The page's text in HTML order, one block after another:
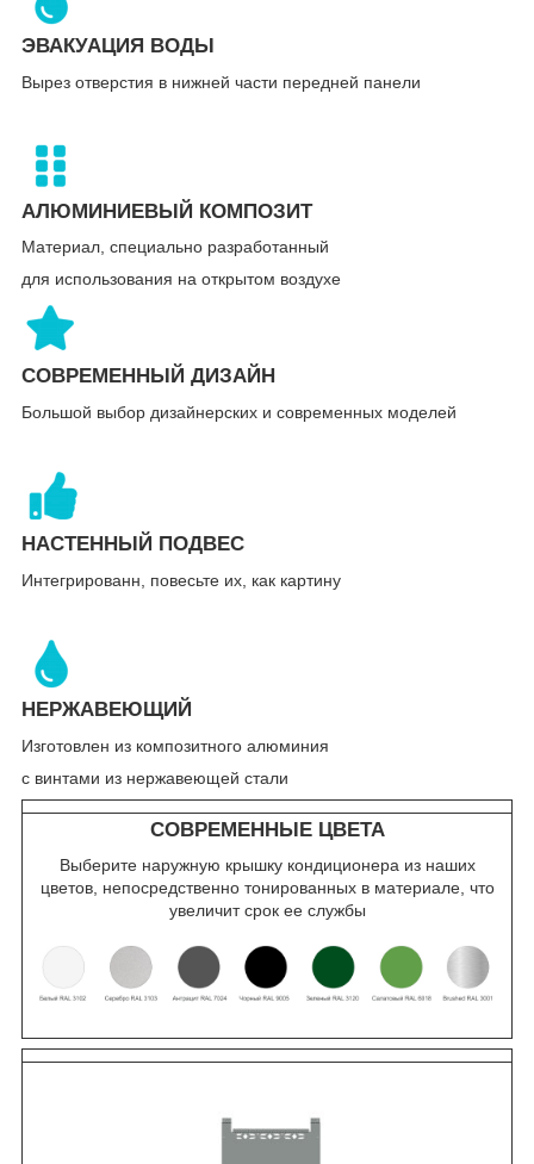
ЭВАКУАЦИЯ ВОДЫ
Вырез отверстия в нижней части передней панели
АЛЮМИНИЕВЫЙ КОМПОЗИТ
Материал, специально разработанный
для использования на открытом воздухе
СОВРЕМЕННЫЙ ДИЗАЙН
Большой выбор дизайнерских и современных моделей
НАСТЕННЫЙ ПОДВЕС
Интегрированн, повесьте их, как картину
НЕРЖАВЕЮЩИЙ
Изготовлен из композитного алюминия
с винтами из нержавеющей стали
СОВРЕМЕННЫЕ ЦВЕТА
Выберите наружную крышку кондиционера из наших
цветов, непосредственно тонированных в материале, что
увеличит срок ее службы